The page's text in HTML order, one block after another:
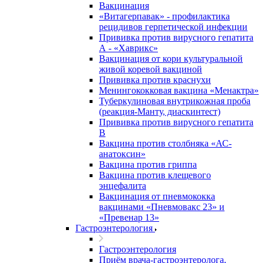
Вакцинация
«Витагерпавак» - профилактика
рецидивов герпетической инфекции
Прививка против вирусного гепатита
А - «Хаврикс»
Вакцинация от кори культуральной
живой коревой вакциной
Прививка против краснухи
Менингококковая вакцина «Менактра»
Туберкулиновая внутрикожная проба
(реакция-Манту, диаскинтест)
Прививка против вирусного гепатита
В
Вакцина против столбняка «АС-
анатоксин»
Вакцина против гриппа
Вакцина против клещевого
энцефалита
Вакцинация от пневмококка
вакцинами «Пневмовакс 23» и
«Превенар 13»
Гастроэнтерология
Гастроэнтерология
Приём врача-гастроэнтеролога,